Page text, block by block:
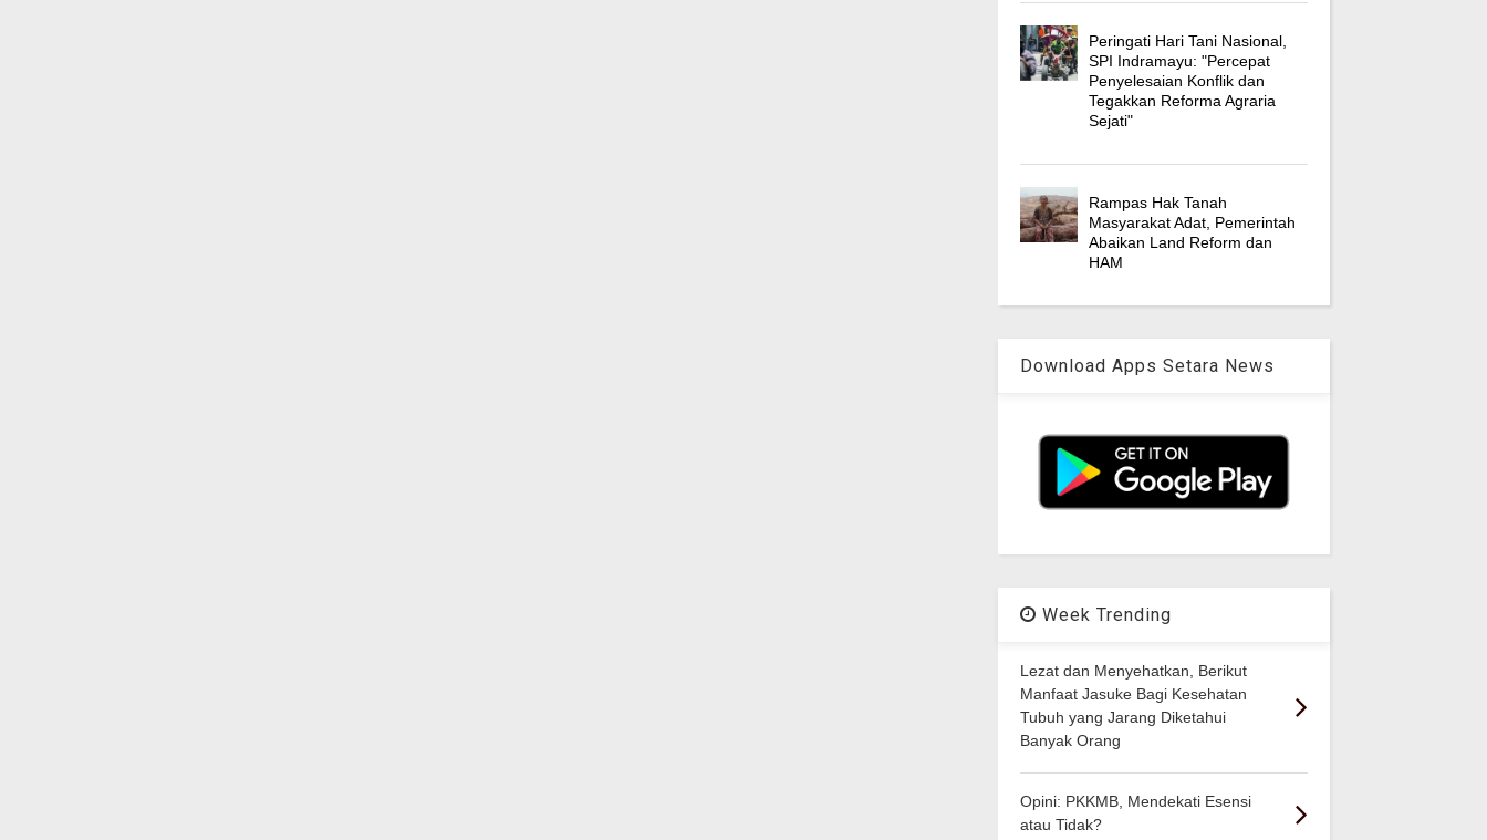
Peringati Hari Tani Nasional,
SPI Indramayu: "Percepat
Penyelesaian Konflik dan
Tegakkan Reforma Agraria
Sejati"
Rampas Hak Tanah
Masyarakat Adat, Pemerintah
Abaikan Land Reform dan
HAM
Download Apps Setara News
Week Trending
Lezat dan Menyehatkan, Berikut
Manfaat Jasuke Bagi Kesehatan
Tubuh yang Jarang Diketahui
Banyak Orang
Opini: PKKMB, Mendekati Esensi
atau Tidak?